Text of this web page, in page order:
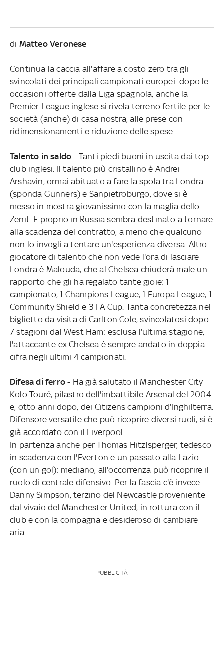
di Matteo Veronese
Continua la caccia all'affare a costo zero tra gli
svincolati dei principali campionati europei: dopo le
occasioni offerte dalla Liga spagnola, anche la
Premier League inglese si rivela terreno fertile per le
società (anche) di casa nostra, alle prese con
ridimensionamenti e riduzione delle spese.
Talento in saldo- Tanti piedi buoni in uscita dai top
club inglesi. Il talento più cristallino è Andrei
Arshavin, ormai abituato a fare la spola tra Londra
(sponda Gunners) e Sanpietroburgo, dove si è
messo in mostra giovanissimo con la maglia dello
Zenit. E proprio in Russia sembra destinato a tornare
alla scadenza del contratto, a meno che qualcuno
non lo invogli a tentare un'esperienza diversa. Altro
giocatore di talento che non vede l'ora di lasciare
Londra è Malouda, che al Chelsea chiuderà male un
rapporto che gli ha regalato tante gioie: 1
campionato, 1 Champions League, 1 Europa League, 1
Community Shield e 3 FA Cup. Tanta concretezza nel
biglietto da visita di Carlton Cole, svincolatosi dopo
7 stagioni dal West Ham: esclusa l'ultima stagione,
l'attaccante ex Chelsea è sempre andato in doppia
cifra negli ultimi 4 campionati.
Difesa di ferro- Ha già salutato il Manchester City
Kolo Touré, pilastro dell'imbattibile Arsenal del 2004
e, otto anni dopo, dei Citizens campioni d'Inghilterra.
Difensore versatile che può ricoprire diversi ruoli, si è
già accordato con il Liverpool.
In partenza anche per Thomas Hitzlsperger, tedesco
in scadenza con l'Everton e un passato alla Lazio
(con un gol): mediano, all'occorrenza può ricoprire il
ruolo di centrale difensivo. Per la fascia c'è invece
Danny Simpson, terzino del Newcastle proveniente
dal vivaio del Manchester United, in rottura con il
club e con la compagna e desideroso di cambiare
aria.
PUBBLICITÀ